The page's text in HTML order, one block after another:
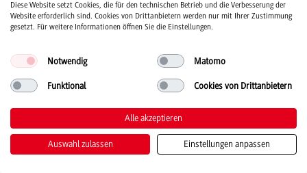
Wind, Tanja, Prof. Dr.
Studiengang Kinder- und Jugendhilfe
Professor Studiengang BWL - Industrie
Professor Studiengang BWL - Industrial Business Management
Stellvertretende Ansprechpartnerin der Beauftragten für Chancengleichheit
Witt, Alexander
Diese Website setzt Cookies, die für den technischen Betrieb und die Verbesserung der
Website erforderlich sind. Cookies von Drittanbietern werden nur mit Ihrer Zustimmung
gesetzt. Für weitere Informationen öffnen Sie die Einstellungen.
Notwendig Matomo
Funktional Cookies von Drittanbietern
Alle akzeptieren
Auswahl zulassen Einstellungen anpassen